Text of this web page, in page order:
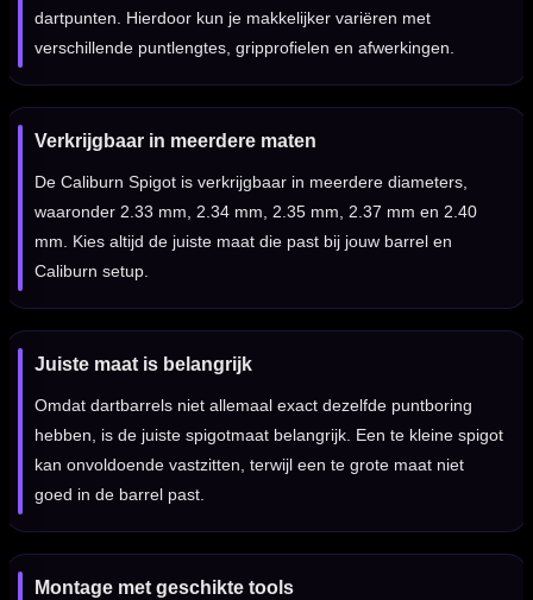
dartpunten. Hierdoor kun je makkelijker variëren met
verschillende puntlengtes, gripprofielen en afwerkingen.
Verkrijgbaar in meerdere maten
De Caliburn Spigot is verkrijgbaar in meerdere diameters,
waaronder 2.33 mm, 2.34 mm, 2.35 mm, 2.37 mm en 2.40
mm. Kies altijd de juiste maat die past bij jouw barrel en
Caliburn setup.
Juiste maat is belangrijk
Omdat dartbarrels niet allemaal exact dezelfde puntboring
hebben, is de juiste spigotmaat belangrijk. Een te kleine spigot
kan onvoldoende vastzitten, terwijl een te grote maat niet
goed in de barrel past.
Montage met geschikte tools